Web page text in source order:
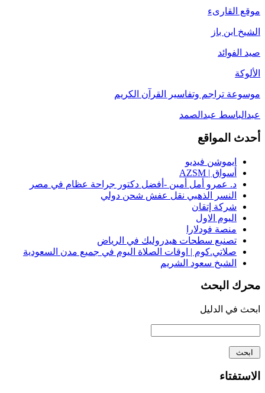
موقع القارىء
الشيخ ابن باز
صيد الفوائد
الألوكة
موسوعة تراجم وتفاسير القرآن الكريم
عبدالباسط عبدالصمد
أحدث المواقع
ايموشن فيديو
أسواق | AZSM
د. عمرو أمل أمين -أفضل دكتور جراحة عظام في مصر
النسر الذهبي نقل عفش شحن دولي
شركة إتقان
اليوم الاول
منصة فودلارا
تصنيع سطحات هيدروليك في الرياض
صلاتي.كوم | اوقات الصلاة اليوم في جميع مدن السعودية
الشيخ سعود الشريم
محرك البحث
ابحث في الدليل
الاستفتاء